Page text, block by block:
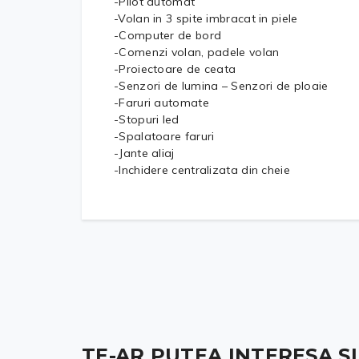
-Volan in 3 spite imbracat in piele
-Computer de bord
-Comenzi volan, padele volan
-Proiectoare de ceata
-Senzori de lumina – Senzori de ploaie
-Faruri automate
-Stopuri led
-Spalatoare faruri
-Jante aliaj
-Inchidere centralizata din cheie